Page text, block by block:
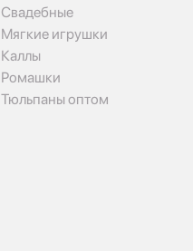
Свадебные
Мягкие игрушки
Каллы
Ромашки
Тюльпаны оптом